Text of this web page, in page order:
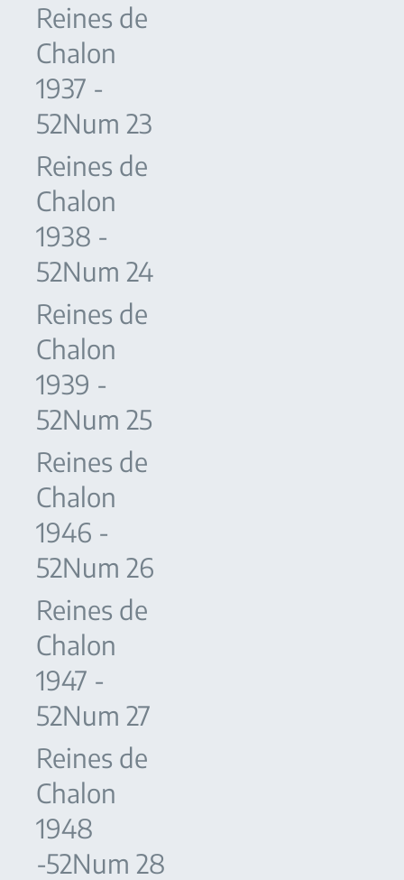
Reines de
Chalon
1937 -
52Num 23
Reines de
Chalon
1938 -
52Num 24
Reines de
Chalon
1939 -
52Num 25
Reines de
Chalon
1946 -
52Num 26
Reines de
Chalon
1947 -
52Num 27
Reines de
Chalon
1948
-52Num 28